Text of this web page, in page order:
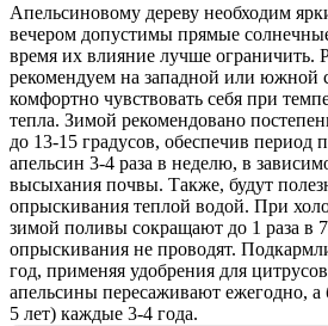
Апельсиновому дереву необходим
вечером допустимы прямые
время их влияние лучше ограничить.
рекомендуем на западной или южной
комфортно чувствовать себя при
тепла. Зимой рекомендовано
до 13-15 градусов, обеспечив период
апельсин 3-4 раза в неделю, в
высыхания почвы. Также, будут
опрыскивания теплой водой. При
зимой поливы сокращают до 1 раза в
опрыскивания не проводят.
год, применяя удобрения для
апельсины пересаживают ежегодно, а
5 лет) каждые 3-4 года.